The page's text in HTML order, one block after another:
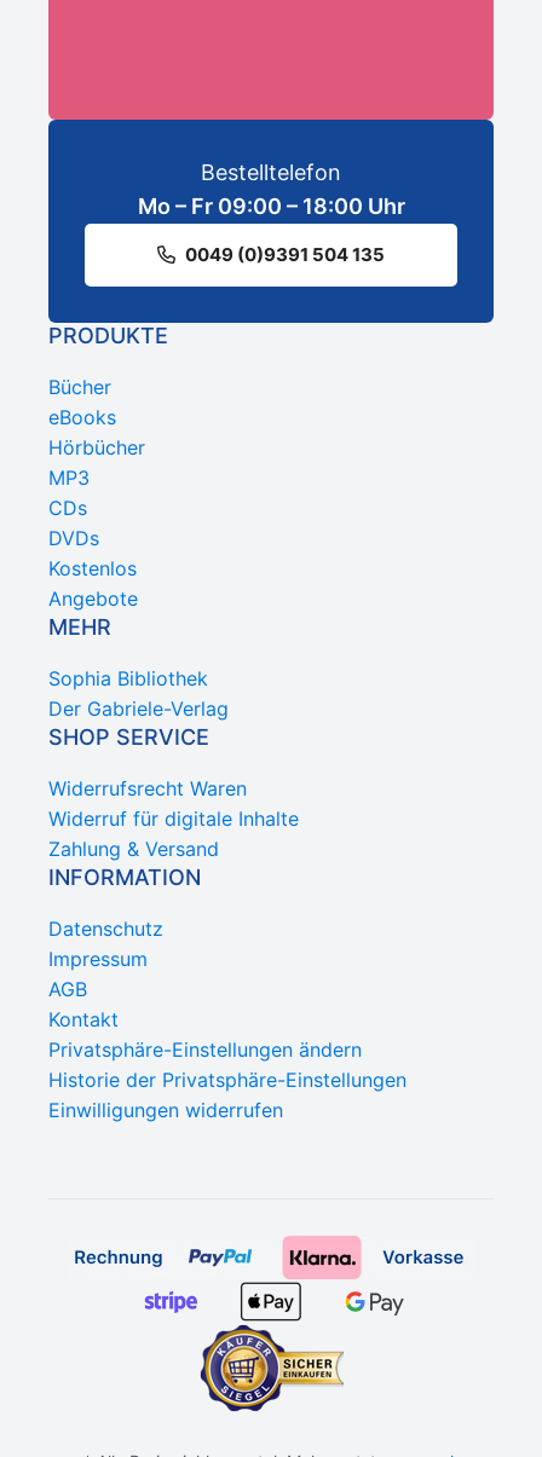
Bestelltelefon
Mo – Fr 09:00 – 18:00 Uhr
0049 (0)9391 504 135
PRODUKTE
Bücher
eBooks
Hörbücher
MP3
CDs
DVDs
Kostenlos
Angebote
MEHR
Sophia Bibliothek
Der Gabriele-Verlag
SHOP SERVICE
Widerrufsrecht Waren
Widerruf für digitale Inhalte
Zahlung & Versand
INFORMATION
Datenschutz
Impressum
AGB
Kontakt
Privatsphäre-Einstellungen ändern
Historie der Privatsphäre-Einstellungen
Einwilligungen widerrufen